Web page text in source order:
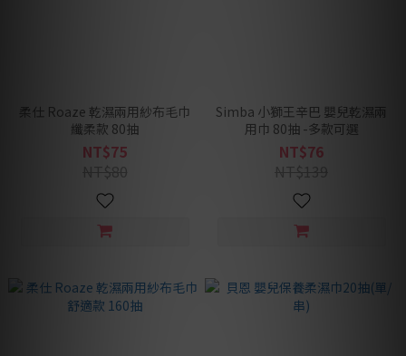
柔仕 Roaze 乾濕兩用紗布毛巾
纖柔款 80抽
NT$75
NT$80
Simba 小獅王辛巴 嬰兒乾濕兩
用巾 80抽 -多款可選
NT$76
NT$139